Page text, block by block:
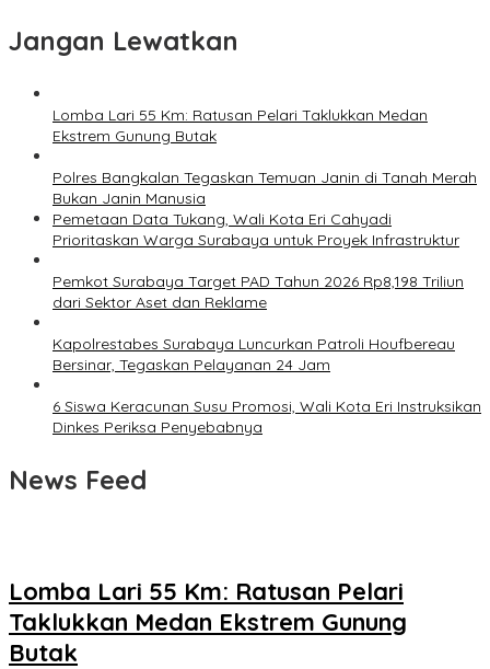
Jangan Lewatkan
Lomba Lari 55 Km: Ratusan Pelari Taklukkan Medan
Ekstrem Gunung Butak
Polres Bangkalan Tegaskan Temuan Janin di Tanah Merah
Bukan Janin Manusia
Pemetaan Data Tukang, Wali Kota Eri Cahyadi
Prioritaskan Warga Surabaya untuk Proyek Infrastruktur
Pemkot Surabaya Target PAD Tahun 2026 Rp8,198 Triliun
dari Sektor Aset dan Reklame
Kapolrestabes Surabaya Luncurkan Patroli Houfbereau
Bersinar, Tegaskan Pelayanan 24 Jam
6 Siswa Keracunan Susu Promosi, Wali Kota Eri Instruksikan
Dinkes Periksa Penyebabnya
News Feed
Lomba Lari 55 Km: Ratusan Pelari
Taklukkan Medan Ekstrem Gunung
Butak